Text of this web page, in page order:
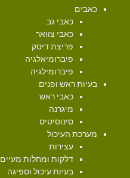
כאבים
כאבי גב
כאבי צוואר
פריצת דיסק
פיברומיאלגיה
פיברומילגיה
בעיות ראש ופנים
כאבי ראש
מיגרנה
סינוסיטיס
מערכת העיכול
עצירות
דלקות ומחלות מעיים
בעיות עיכול וספיגה